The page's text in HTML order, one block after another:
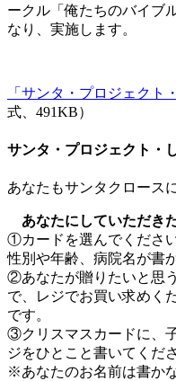
ークル「俺たちのバイブ
なり、実施します。
「サンタ・プロジェクト
式、491KB）
サンタ・プロジェクト・
あなたもサンタクロース
あなたにしていただき
①カードを選んでくださ
性別や年齢、病院名が書
②あなたが贈りたいと思
で、レジでお買い求めく
です。
③クリスマスカードに、
ジをひとこと書いてくだ
※あなたのお名前は書か